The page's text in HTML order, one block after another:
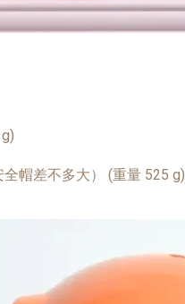
帽差不多大） (重量 525 g)